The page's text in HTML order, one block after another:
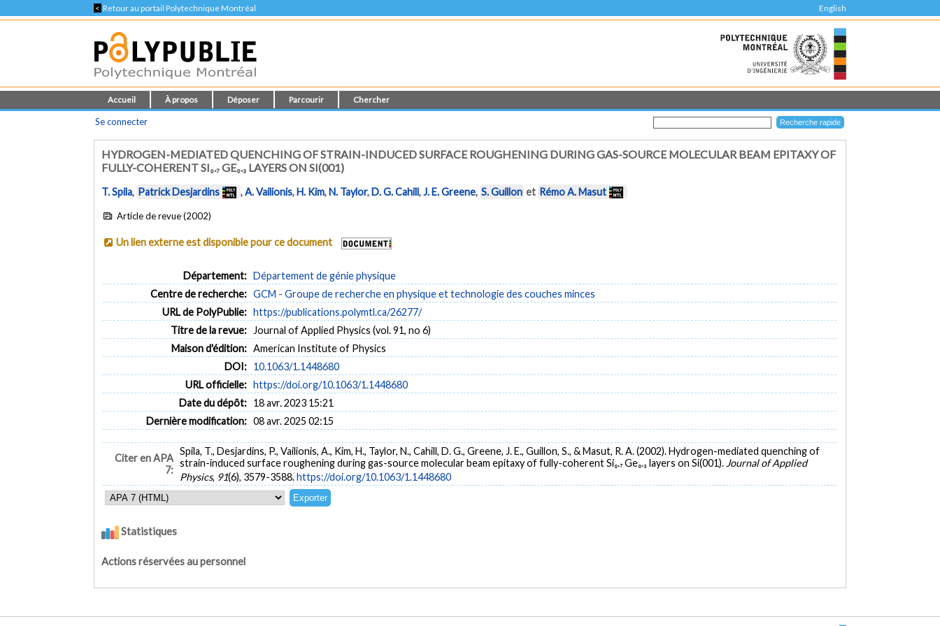
< Retour au portail Polytechnique Montréal English
Accueil À propos Déposer Parcourir Chercher
Se connecter
HYDROGEN-MEDIATED QUENCHING OF STRAIN-INDUCED SURFACE ROUGHENING DURING GAS-SOURCE MOLECULAR BEAM EPITAXY OF
FULLY-COHERENT SI₀.₇ GE₀.₃ LAYERS ON SI(001)
T. Spila, Patrick Desjardins ,A. Vailionis,H. Kim,N. Taylor,D. G. Cahill,J. E. Greene, S. Guillon et Rémo A. Masut
Article de revue (2002)
Un lien externe est disponible pour ce document
Département: Département de génie physique
Centre de recherche: GCM - Groupe de recherche en physique et technologie des couches minces
URL de PolyPublie: https://publications.polymtl.ca/26277/
Titre de la revue:
Journal of Applied Physics (vol. 91, no 6)
Maison d'édition: American Institute of Physics
DOI: 10.1063/1.1448680
URL officielle: https://doi.org/10.1063/1.1448680
Date du dépôt: 18 avr. 2023 15:21
Dernière modification: 08 avr. 2025 02:15
Citer en APA
7:
Spila, T., Desjardins, P., Vailionis, A., Kim, H., Taylor, N., Cahill, D. G., Greene, J. E., Guillon, S., & Masut, R. A. (2002). Hydrogen-mediated quenching of
strain-induced surface roughening during gas-source molecular beam epitaxy of fully-coherent Si₀.₇ Ge₀.₃ layers on Si(001). Journal of Applied
Physics, 91(6), 3579-3588.https://doi.org/10.1063/1.1448680
Statistiques
Actions réservées au personnel